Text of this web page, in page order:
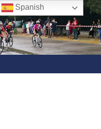
Spanish